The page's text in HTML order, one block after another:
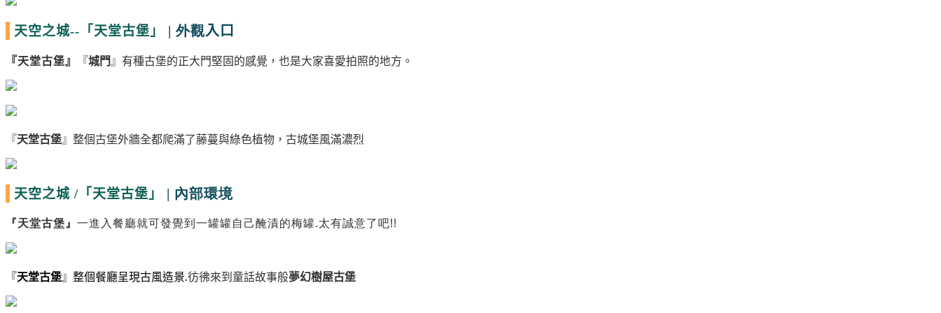
天空之城-- 「天堂古堡」 | 外觀入口
『天堂古堡』 『城門 』有種古堡的正大門堅固的感覺，也是大家喜愛拍照的地方。
『天堂古堡』整個古堡外牆全都爬滿了藤蔓與綠色植物，古城堡風滿濃烈
天空之城 / 「天堂古堡」 | 內部環境
『天堂古堡 』 一進入餐廳就可發覺到一罐罐自己醃漬的梅罐.太有誠意了吧!!
『天堂古堡』整個餐廳呈現古風造景.彷彿來到童話故事般夢幻樹屋古堡